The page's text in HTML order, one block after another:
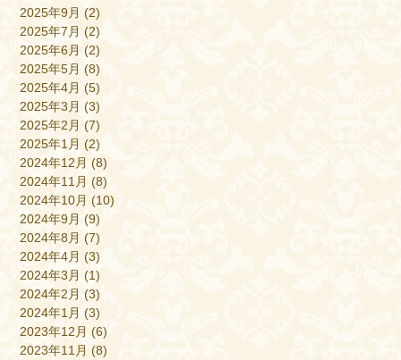
2025年9月 (2)
2025年7月 (2)
2025年6月 (2)
2025年5月 (8)
2025年4月 (5)
2025年3月 (3)
2025年2月 (7)
2025年1月 (2)
2024年12月 (8)
2024年11月 (8)
2024年10月 (10)
2024年9月 (9)
2024年8月 (7)
2024年4月 (3)
2024年3月 (1)
2024年2月 (3)
2024年1月 (3)
2023年12月 (6)
2023年11月 (8)